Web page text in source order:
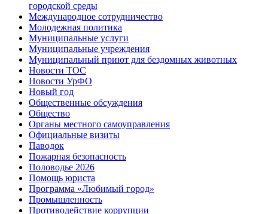
городской среды
Международное сотрудничество
Молодежная политика
Муниципальные услуги
Муниципальные учреждения
Муниципальный приют для бездомных животных
Новости ТОС
Новости УрФО
Новый год
Общественные обсуждения
Общество
Органы местного самоуправления
Официальные визиты
Паводок
Пожарная безопасность
Половодье 2026
Помощь юриста
Программа «Любимый город»
Промышленность
Противодействие коррупции